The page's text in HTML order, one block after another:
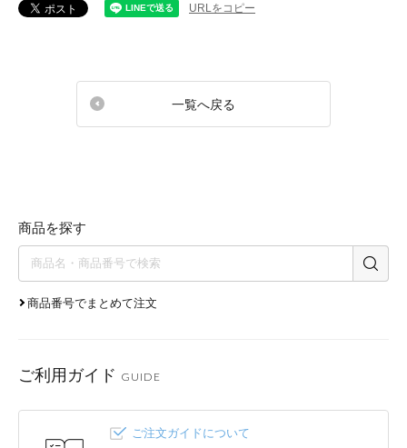
URLをコピー
一覧へ戻る
商品を探す
商品番号でまとめて注文
ご利用ガイド GUIDE
ご注文ガイドについて